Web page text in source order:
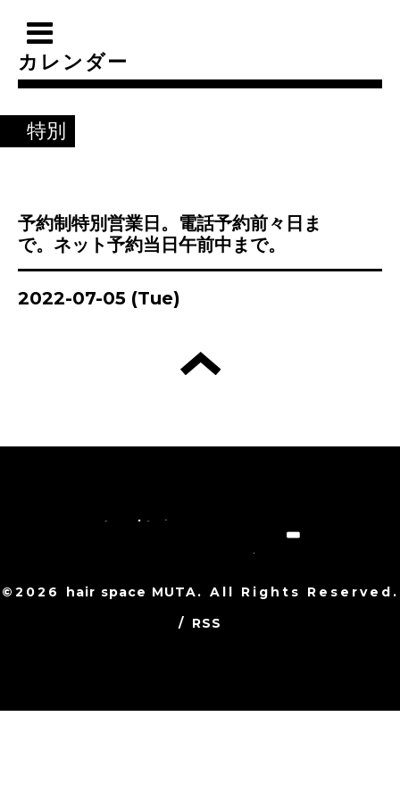
カレンダー
特別
予約制特別営業日。電話予約前々日ま
で。ネット予約当日午前中まで。
2022-07-05 (Tue)
©2026 hair space MUTA. All Rights Reserved.
/ RSS